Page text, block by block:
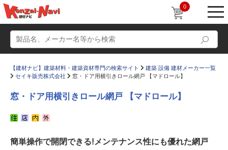
0
かたなび コラム
【建材ナビ】建築材料・建築資材専門の検索サイト
建築 設備 建材メーカー一覧
セイキ販売株式会社
窓・ドア用横引きロール網戸 【マドロール】
窓・ドア用横引きロール網戸 【マドロール】
簡単操作で開閉できる!メンテナンス性にも優れた網戸